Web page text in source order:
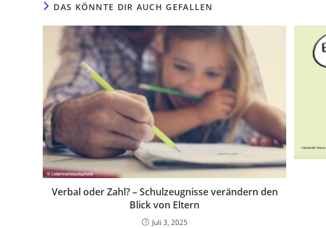
DAS KÖNNTE DIR AUCH GEFALLEN
Verbal oder Zahl? – Schulzeugnisse verändern den
Blick von Eltern
Juli 3, 2025